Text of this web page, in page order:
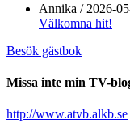
Annika / 2026-
Välkomna hit!
Besök gästbok
Missa inte min TV-
http://www.atvb.alkb.se